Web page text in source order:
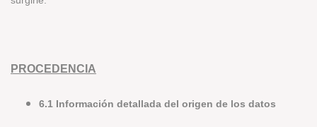
PROCEDENCIA
6.1 Información detallada del origen de los datos